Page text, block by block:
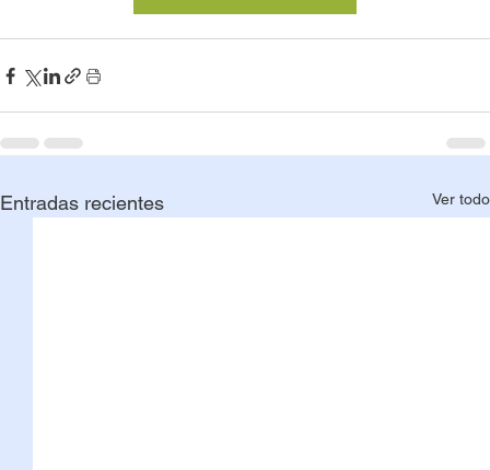
Entradas recientes Ver todo